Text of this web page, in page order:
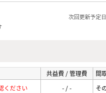
次回更新予定
共益費 / 管理費 間
ください
- / - そ